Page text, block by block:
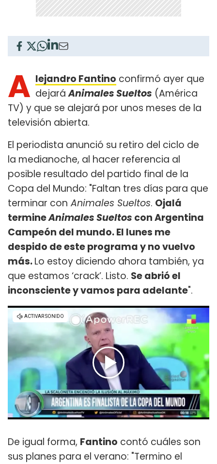
A lejandro Fantino confirmó ayer que
dejaráAnimales Sueltos (América
TV) y que se alejará por unos meses de la
televisión abierta.
El periodista anunció su retiro del ciclo de
la medianoche, al hacer referencia al
posible resultado del partido final de la
Copa del Mundo: "Faltan tres días para que
terminar con Animales Sueltos. Ojalá
termineAnimales Sueltos con Argentina
Campeón del mundo. El lunes me
despido de este programa y no vuelvo
más.Lo estoy diciendo ahora también, ya
que estamos ‘crack’. Listo. Se abrió el
inconsciente y vamos para adelante".
De igual forma, Fantino contó cuáles son
sus planes para el verano: "Termino el